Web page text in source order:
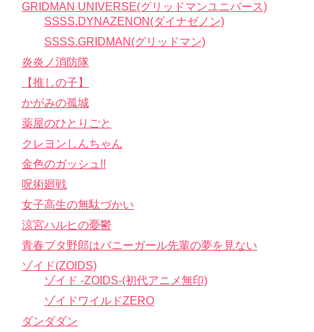
GRIDMAN UNIVERSE(グリッドマンユニバース)
SSSS.DYNAZENON(ダイナゼノン)
SSSS.GRIDMAN(グリッドマン)
炎炎ノ消防隊
【推しの子】
かがみの孤城
薬屋のひとりごと
クレヨンしんちゃん
金色のガッシュ!!
呪術廻戦
女子高生の無駄づかい
涼宮ハルヒの憂鬱
青春ブタ野郎はバニーガール先輩の夢を見ない
ゾイド(ZOIDS)
ゾイド -ZOIDS-(初代アニメ無印)
ゾイドワイルドZERO
ダンダダン